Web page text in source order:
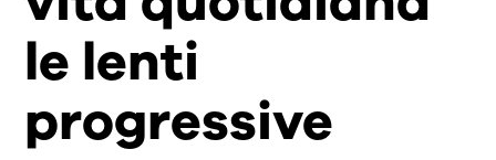
le lenti
progressive